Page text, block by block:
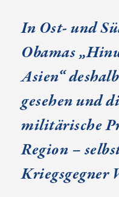
In Ost- und
Obamas
Asien“
gesehen und
militärische
Region –
Kriegsgegner